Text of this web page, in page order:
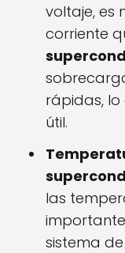
voltaje, es
corriente
rápidas,
útil.
las
sistema